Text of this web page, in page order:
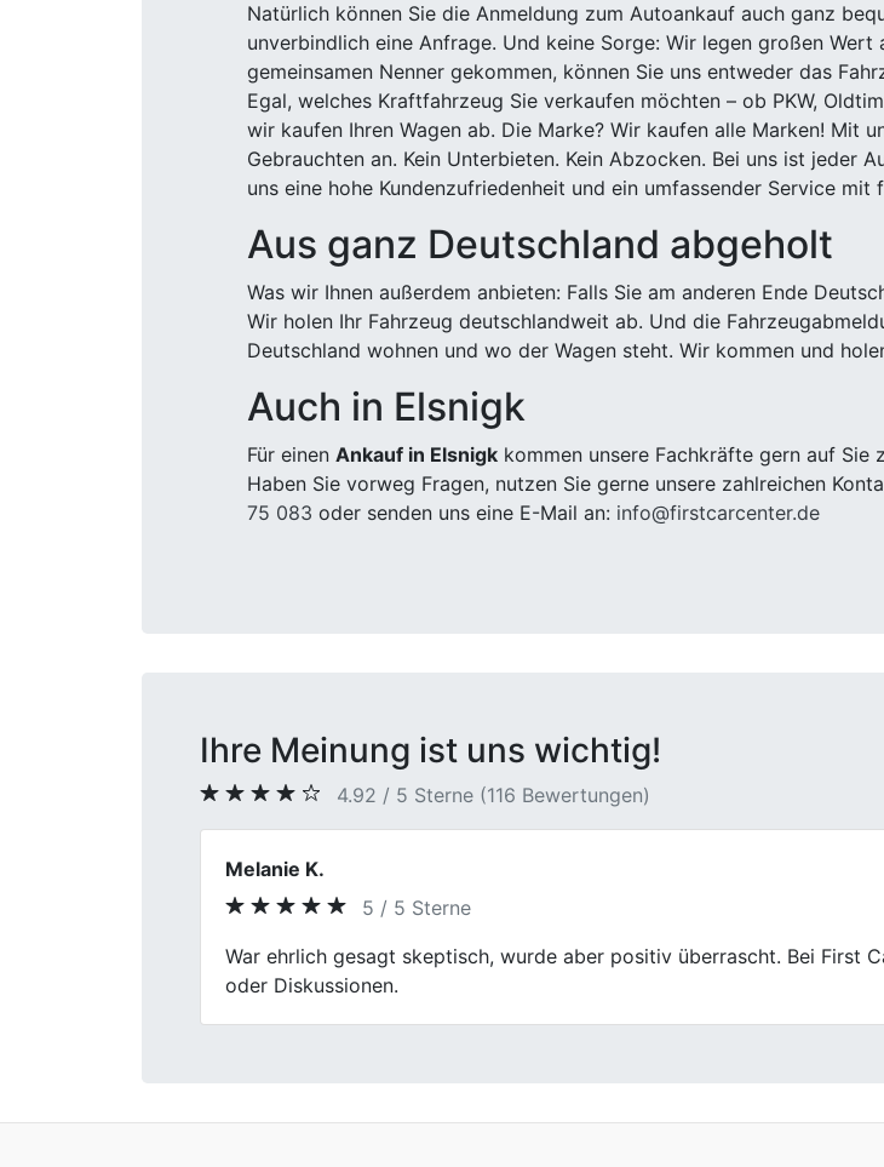
Natürlich können Sie die Anmeldung zum Autoankauf auch ganz
unverbindlich eine Anfrage. Und keine Sorge: Wir legen großen
gemeinsamen Nenner gekommen, können Sie uns entweder das
Egal, welches Kraftfahrzeug Sie verkaufen möchten – ob PKW,
wir kaufen Ihren Wagen ab. Die Marke? Wir kaufen alle Marken! Mit
Gebrauchten an. Kein Unterbieten. Kein Abzocken. Bei uns ist jeder
uns eine hohe Kundenzufriedenheit und ein umfassender Service
Aus ganz Deutschland abgeholt
Was wir Ihnen außerdem anbieten: Falls Sie am anderen Ende
Wir holen Ihr Fahrzeug deutschlandweit ab. Und die
Deutschland wohnen und wo der Wagen steht. Wir kommen und
Auch in Elsnigk
Für einen Ankauf in Elsnigk kommen unsere Fachkräfte gern auf Sie
Haben Sie vorweg Fragen, nutzen Sie gerne unsere zahlreichen
75 083 oder senden uns eine E-Mail an: info@firstcarcenter.de
Ihre Meinung ist uns wichtig!
4.92 / 5 Sterne (116 Bewertungen)
Nico Fischer
5 / 5 Sterne
Ich bin echt zufrieden mit dem Service von First Car Center in Hemer.
freundlich. Der Verkauf meines Autos ging problemlos über die Bühne.